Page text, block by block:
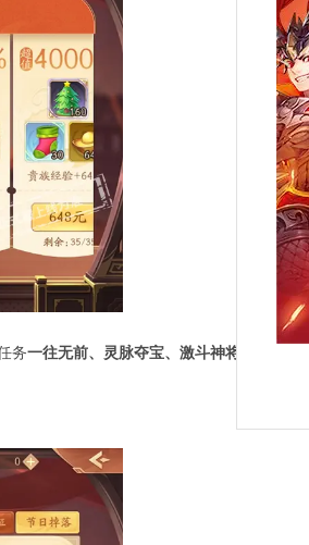
务一往无前、灵脉夺宝、激斗神将和神兽远征